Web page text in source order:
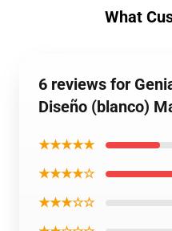
What
6 reviews for
Diseño (blanco)
★★★★★
★★★★☆
★★★☆☆